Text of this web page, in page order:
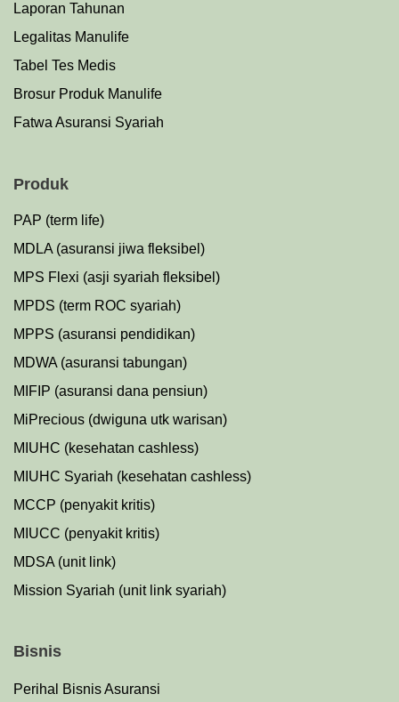
Laporan Tahunan
Legalitas Manulife
Tabel Tes Medis
Brosur Produk Manulife
Fatwa Asuransi Syariah
Produk
PAP (term life)
MDLA (asuransi jiwa fleksibel)
MPS Flexi (asji syariah fleksibel)
MPDS (term ROC syariah)
MPPS (asuransi pendidikan)
MDWA (asuransi tabungan)
MIFIP (asuransi dana pensiun)
MiPrecious (dwiguna utk warisan)
MIUHC (kesehatan cashless)
MIUHC Syariah (kesehatan cashless)
MCCP (penyakit kritis)
MIUCC (penyakit kritis)
MDSA (unit link)
Mission Syariah (unit link syariah)
Bisnis
Perihal Bisnis Asuransi